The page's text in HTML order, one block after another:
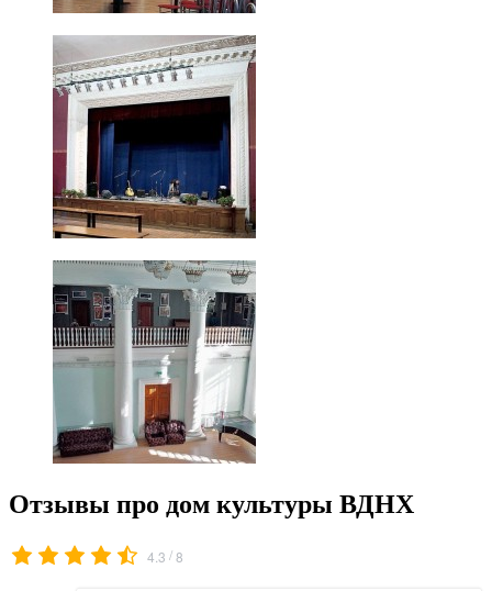
Отзывы про дом культуры ВДНХ
4.3 /8